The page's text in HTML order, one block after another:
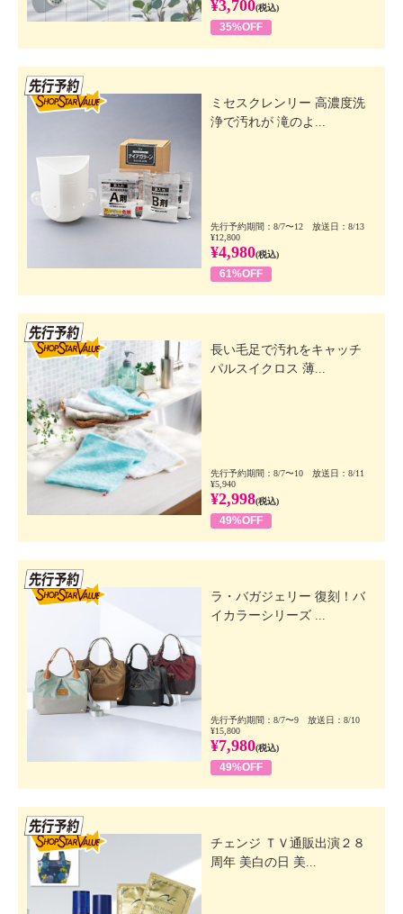
¥3,700(税込)
35%OFF
ミセスクレンリー 高濃度洗
浄で汚れが 滝のよ...
先行予約期間：8/7〜12 放送日：8/13
¥12,800
¥4,980(税込)
61%OFF
長い毛足で汚れをキャッチ
パルスイクロス 薄...
先行予約期間：8/7〜10 放送日：8/11
¥5,940
¥2,998(税込)
49%OFF
ラ・バガジェリー 復刻！バ
イカラーシリーズ ...
先行予約期間：8/7〜9 放送日：8/10
¥15,800
¥7,980(税込)
49%OFF
チェンジ ＴＶ通販出演２８
周年 美白の日 美...